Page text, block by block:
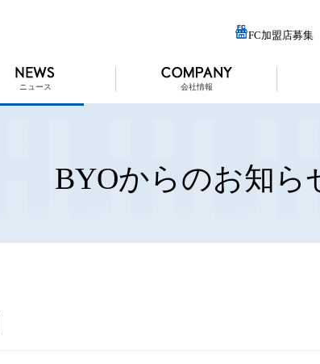
FC加盟店募集
ニュース 会社情報
BYOからのお知ら